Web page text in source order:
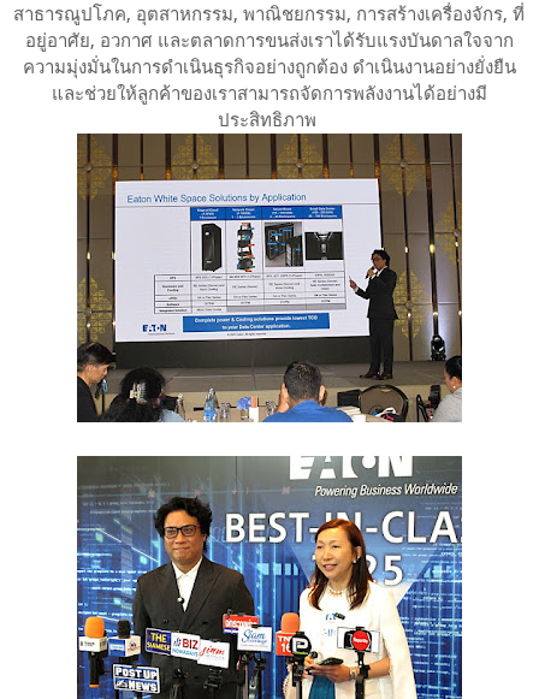
สาธารณูปโภค, อุตสาหกรรม, พาณิชยกรรม, การสร้างเครื่องจักร, ที่
อยู่อาศัย, อวกาศ และตลาดการขนส่งเราได้รับแรงบันดาลใจจาก
ความมุ่งมั่นในการดำเนินธุรกิจอย่างถูกต้อง ดำเนินงานอย่างยั่งยืน
และช่วยให้ลูกค้าของเราสามารถจัดการพลังงานได้อย่างมี
ประสิทธิภาพ